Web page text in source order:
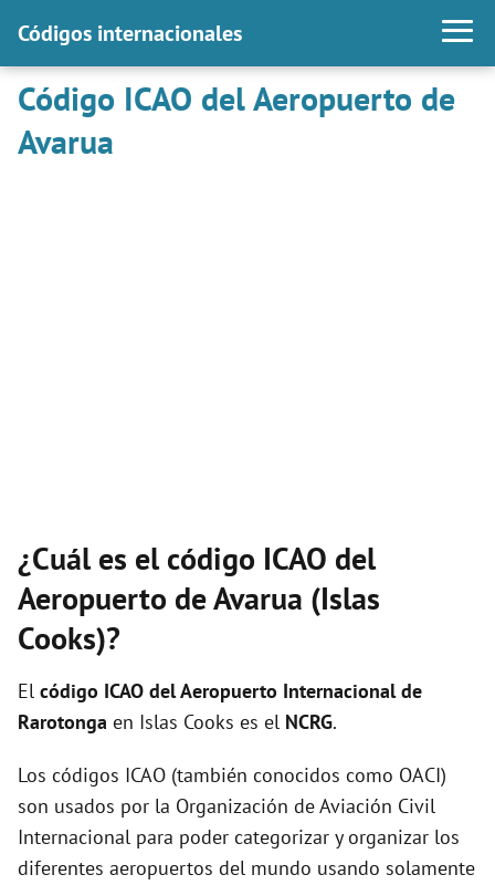
Códigos internacionales
Código ICAO del Aeropuerto de
Avarua
¿Cuál es el código ICAO del
Aeropuerto de Avarua (Islas
Cooks)?
El código ICAO delAeropuerto Internacional de
Rarotonga en Islas Cooks es el NCRG.
Los códigos ICAO (también conocidos como OACI)
son usados por la Organización de Aviación Civil
Internacional para poder categorizar y organizar los
diferentes aeropuertos del mundo usando solamente